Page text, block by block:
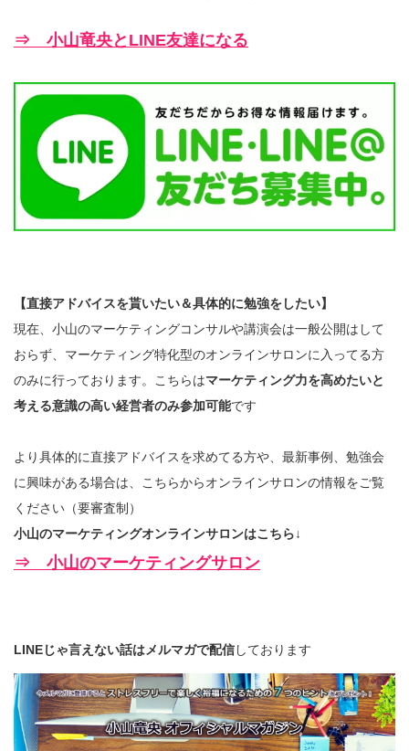
⇒ 小山竜央とLINE友達になる
【直接アドバイスを貰いたい＆具体的に勉強をしたい】
現在、小山のマーケティングコンサルや講演会は一般公開はして
おらず、マーケティング特化型のオンラインサロンに入ってる方
のみに行っております。こちらはマーケティング力を高めたいと
考える意識の高い経営者のみ参加可能です
より具体的に直接アドバイスを求めてる方や、最新事例、勉強会
に興味がある場合は、こちらからオンラインサロンの情報をご覧
ください（要審査制）
小山のマーケティングオンラインサロンはこちら↓
⇒ 小山のマーケティングサロン
LINEじゃ言えない話はメルマガで配信しております